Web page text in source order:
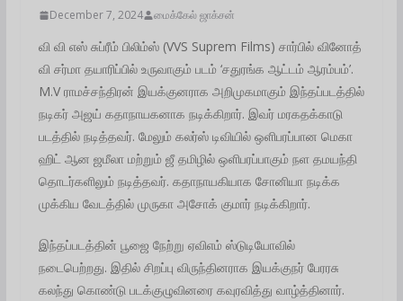
December 7, 2024 மைக்கேல் ஜாக்சன்
வி வி எஸ் சுப்ரீம் பிலிம்ஸ் (VVS Suprem Films) சார்பில் வினோத்
வி சர்மா தயாரிப்பில் உருவாகும் படம் ‘சதுரங்க ஆட்டம் ஆரம்பம்’.
M.V ராமச்சந்திரன் இயக்குனராக அறிமுகமாகும் இந்தப்படத்தில்
நடிகர் அஜய் கதாநாயகனாக நடிக்கிறார். இவர் மரகதக்காடு
படத்தில் நடித்தவர். மேலும் கலர்ஸ் டிவியில் ஒளிபரப்பான மெகா
ஹிட் ஆன ஜமீலா மற்றும் ஜீ தமிழில் ஒளிபரப்பாகும் நள தமயந்தி
தொடர்களிலும் நடித்தவர். கதாநாயகியாக சோனியா நடிக்க
முக்கிய வேடத்தில் முருகா அசோக் குமார் நடிக்கிறார்.
இந்தப்படத்தின் பூஜை நேற்று ஏவிஎம் ஸ்டுடியோவில்
நடைபெற்றது. இதில் சிறப்பு விருந்தினராக இயக்குநர் பேரரசு
கலந்து கொண்டு படக்குழுவினரை கவுரவித்து வாழ்த்தினார்.